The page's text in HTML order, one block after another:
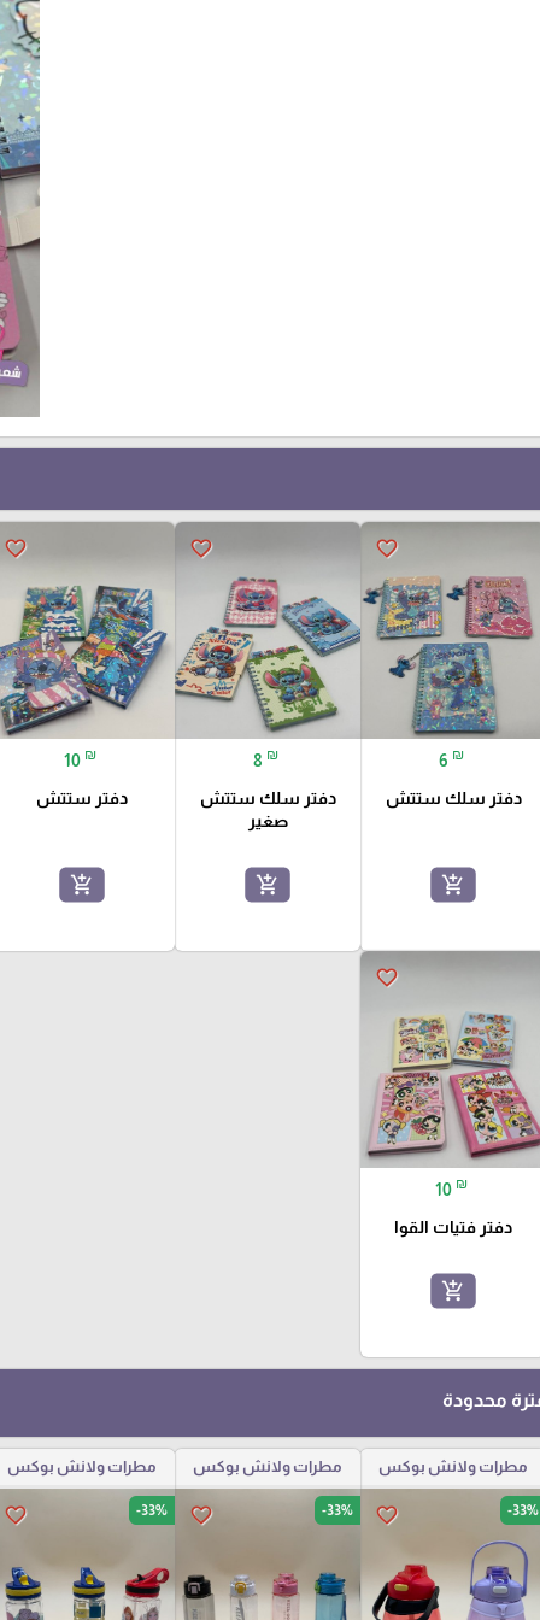
favorite_border
6 ₪
دفتر سلك ستتش
add_shopping_cart
favorite_border
8 ₪
دفتر سلك ستتش
صغير
add_shopping_cart
favorite_border
10 ₪
دفتر ستتش
add_shopping_cart
favorite_border
10 ₪
دفتر فتيات القوا
add_shopping_cart
محدودة
مطرات ولانش بوكس
favorite_border -33%
مطرات ولانش بوكس
favorite_border -33%
مطرات ولانش بوكس
favorite_border -33%